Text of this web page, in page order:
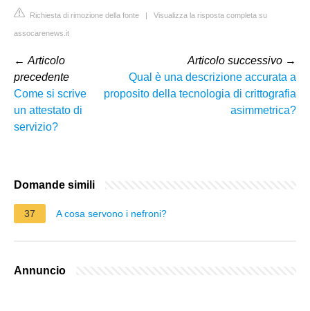
Richiesta di rimozione della fonte | Visualizza la risposta completa su
assocarenews.it
← Articolo
precedente
Come si scrive
un attestato di
servizio?
Articolo successivo →
Qual è una descrizione accurata a
proposito della tecnologia di crittografia
asimmetrica?
Domande simili
37 A cosa servono i nefroni?
Annuncio